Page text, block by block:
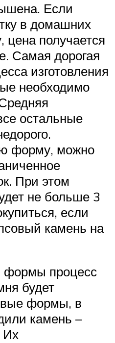
Если
в домашних
цена получается
Самая дорогая
изготовления
необходимо
остальные
форму, можно
При этом
не больше 3
если
камень на
формы процесс
будет
формы, в
камень –
Их